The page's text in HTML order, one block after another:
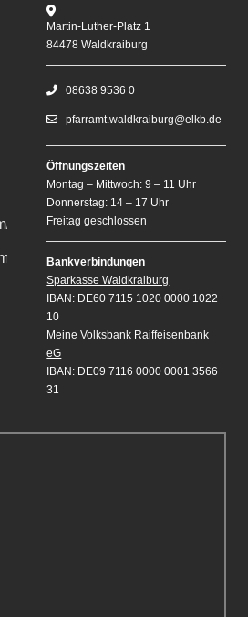
Martin-Luther-Platz 1
84478 Waldkraiburg
08638 9536 0
pfarramt.waldkraiburg@elkb.de
Öffnungszeiten
Montag – Mittwoch: 9 – 11 Uhr
Donnerstag: 14 – 17 Uhr
Freitag geschlossen
Bankverbindungen
Sparkasse Waldkraiburg
IBAN: DE60 7115 1020 0000 1022
10
Meine Volksbank Raiffeisenbank
eG
IBAN: DE09 7116 0000 0001 3566
31